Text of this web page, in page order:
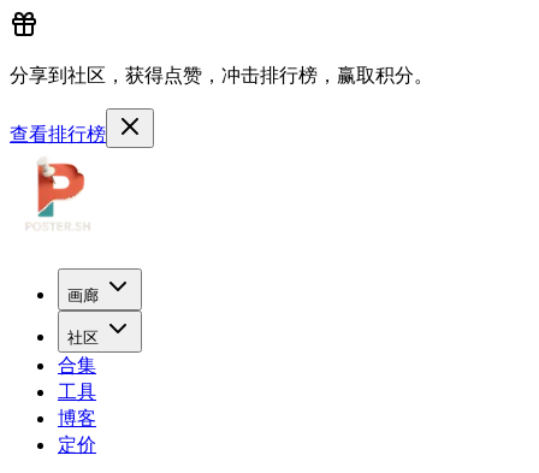
分享到社区，获得点赞，冲击排行榜，赢取积分。
查看排行榜
画廊
社区
合集
工具
博客
定价